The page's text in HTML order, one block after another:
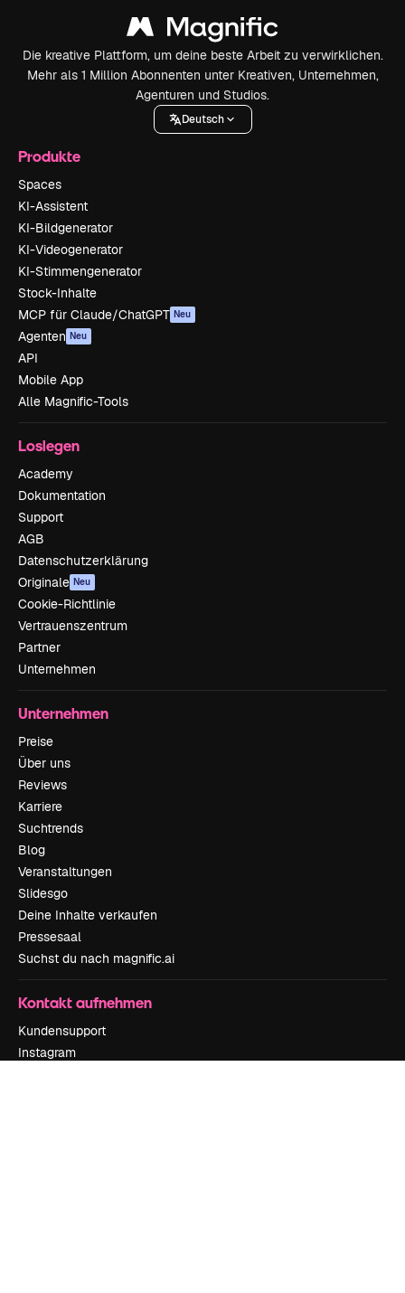
Die kreative Plattform, um deine beste Arbeit zu verwirklichen.
Mehr als 1 Million Abonnenten unter Kreativen, Unternehmen,
Agenturen und Studios.
Deutsch
Produkte
Spaces
KI-Assistent
KI-Bildgenerator
KI-Videogenerator
KI-Stimmengenerator
Stock-Inhalte
MCP für Claude/ChatGPT Neu
Agenten Neu
API
Mobile App
Alle Magnific-Tools
Loslegen
Academy
Dokumentation
Support
AGB
Datenschutzerklärung
Originale Neu
Cookie-Richtlinie
Vertrauenszentrum
Partner
Unternehmen
Unternehmen
Preise
Über uns
Reviews
Karriere
Suchtrends
Blog
Veranstaltungen
Slidesgo
Deine Inhalte verkaufen
Pressesaal
Suchst du nach magnific.ai
Kontakt aufnehmen
Kundensupport
Instagram